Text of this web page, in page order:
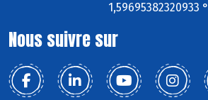
1,59695382320933 °
Nous suivre sur